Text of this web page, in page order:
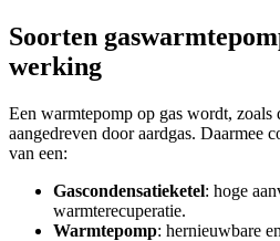
Soorten
werking
Een warmtepomp op gas wordt, zoals
aangedreven door aardgas. Daarmee
van een:
Gascondensatieketel: hoge
warmterecuperatie.
Warmtepomp: hernieuwbare